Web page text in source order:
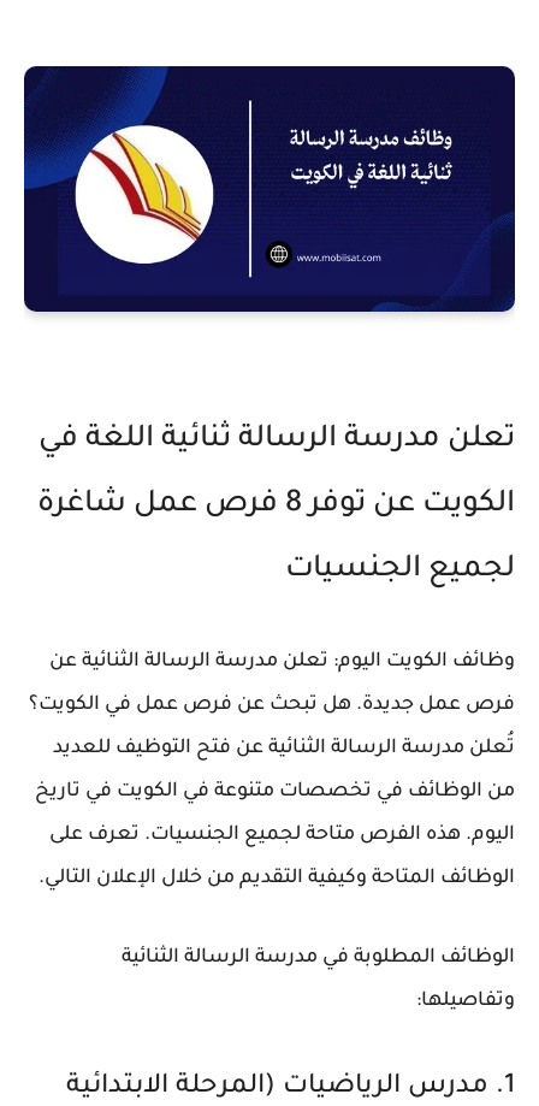
تعلن مدرسة الرسالة ثنائية اللغة في
الكويت عن توفر 8 فرص عمل شاغرة
لجميع الجنسيات
وظائف الكويت اليوم: تعلن مدرسة الرسالة الثنائية عن
فرص عمل جديدة. هل تبحث عن فرص عمل في الكويت؟
تُعلن مدرسة الرسالة الثنائية عن فتح التوظيف للعديد
من الوظائف في تخصصات متنوعة في الكويت في تاريخ
اليوم. هذه الفرص متاحة لجميع الجنسيات. تعرف على
الوظائف المتاحة وكيفية التقديم من خلال الإعلان التالي.
الوظائف المطلوبة في مدرسة الرسالة الثنائية
وتفاصيلها:
1. مدرس الرياضيات (المرحلة الابتدائية